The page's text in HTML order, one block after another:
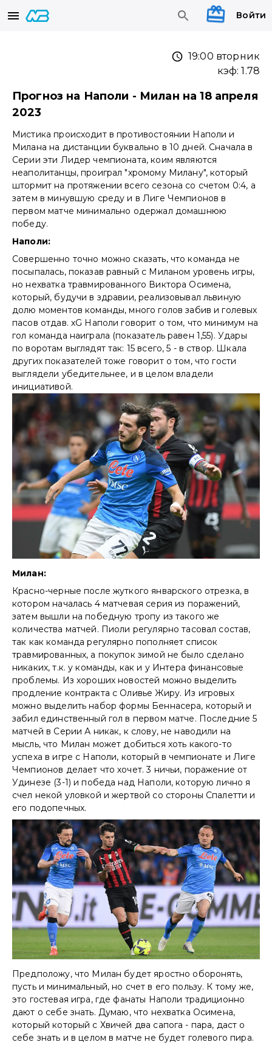
Войти
19:00 вторник
кэф:1.78
Прогноз на Наполи - Милан на 18 апреля
2023
Мистика происходит в противостоянии Наполи и
Милана на дистанции буквально в 10 дней. Сначала в
Серии эти Лидер чемпионата, коим являются
неаполитанцы, проиграл "хромому Милану", который
штормит на протяжении всего сезона со счетом 0:4, а
затем в минувшую среду и в Лиге Чемпионов в
первом матче минимально одержал домашнюю
победу.
Наполи:
Совершенно точно можно сказать, что команда не
посыпалась, показав равный с Миланом уровень игры,
но нехватка травмированного Виктора Осимена,
который, будучи в здравии, реализовывал львиную
долю моментов команды, много голов забив и голевых
пасов отдав. xG Наполи говорит о том, что минимум на
гол команда наиграла (показатель равен 1,55). Удары
по воротам выглядят так: 15 всего, 5 - в створ. Шкала
других показателей тоже говорит о том, что гости
выглядели убедительнее, и в целом владели
инициативой.
Милан:
Красно-черные после жуткого январского отрезка, в
котором началась 4 матчевая серия из поражений,
затем вышли на победную тропу из такого же
количества матчей. Пиоли регулярно тасовал состав,
так как команда регулярно пополняет список
травмированных, а покупок зимой не было сделано
никаких, т.к. у команды, как и у Интера финансовые
проблемы. Из хороших новостей можно выделить
продление контракта с Оливье Жиру. Из игровых
можно выделить набор формы Беннасера, который и
забил единственный гол в первом матче. Последние 5
матчей в Серии А никак, к слову, не наводили на
мысль, что Милан может добиться хоть какого-то
успеха в игре с Наполи, который в чемпионате и Лиге
Чемпионов делает что хочет. 3 ничьи, поражение от
Удинезе (3-1) и победа над Наполи, которую лично я
счел некой уловкой и жертвой со стороны Спалетти и
его подопечных.
Предположу, что Милан будет яростно оборонять,
пусть и минимальный, но счет в его пользу. К тому же,
это гостевая игра, где фанаты Наполи традиционно
дают о себе знать. Думаю, что нехватка Осимена,
который который с Хвичей два сапога - пара, даст о
себе знать и в целом в матче не будет голевого пира.